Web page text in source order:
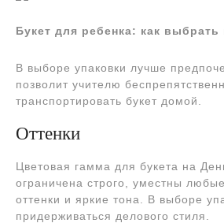
Букет для ребенка: как
В выборе упаковки лучше
позволит учителю
транспортировать букет домой.
Оттенки
Цветовая гамма для букета на
ограничена строго, уместны
оттенки и яркие тона. В выборе
придерживаться делового стиля.